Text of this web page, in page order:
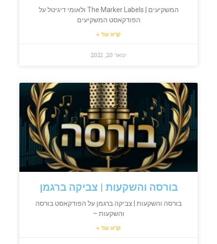
המשקיעים | The Marker Labels ולאומי דיגיטל על
הפודקאסט המשקיעים
קרא עוד »
ינואר 20, 2021
בורסה והשקעות | צביקה ברגמן
בורסה והשקעות | צביקה ברגמן על הפודקאסט בורסה
והשקעות –
קרא עוד »